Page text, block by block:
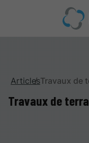
ArticlesTravaux de
Travaux de